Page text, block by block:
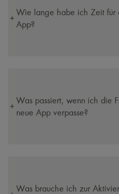
Wie lange habe ich Zeit für
App?
Was passiert, wenn ich die
neue App verpasse?
Was brauche ich zur